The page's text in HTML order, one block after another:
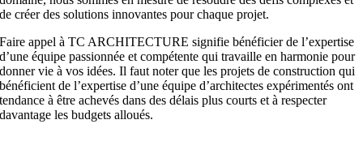
de créer des solutions innovantes pour chaque projet.
Faire appel à TC ARCHITECTURE signifie bénéficier de l’expertise
d’une équipe passionnée et compétente qui travaille en harmonie pour
donner vie à vos idées. Il faut noter que les projets de construction qui
bénéficient de l’expertise d’une équipe d’architectes expérimentés ont
tendance à être achevés dans des délais plus courts et à respecter
davantage les budgets alloués.